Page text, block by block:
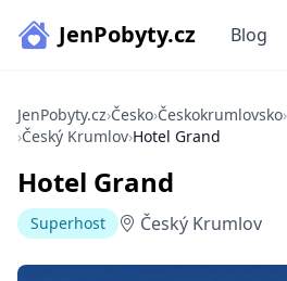
JenPobyty.cz Blog
JenPobyty.cz›Česko›Českokrumlovsko›
›Český Krumlov›Hotel Grand
Hotel Grand
Superhost Český Krumlov